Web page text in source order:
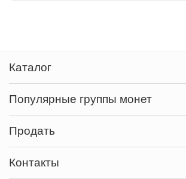
Каталог
Популярные группы монет
Продать
Контакты